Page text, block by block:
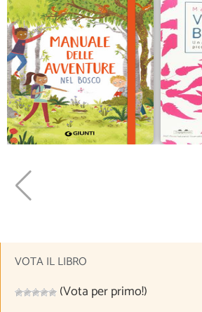
VOTA IL LIBRO
(Vota per primo!)